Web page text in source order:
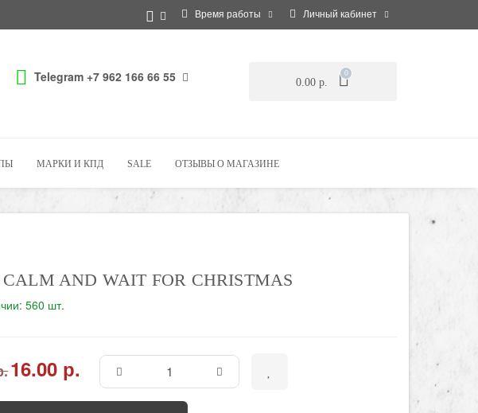
Время работы Личный кабинет
Telegram +7 962 166 66 55 0.00 р.
0
МАРКИ И КПД SALE ОТЗЫВЫ О МАГАЗИНЕ
CALM AND WAIT FOR CHRISTMAS
560 шт.
16.00 р.